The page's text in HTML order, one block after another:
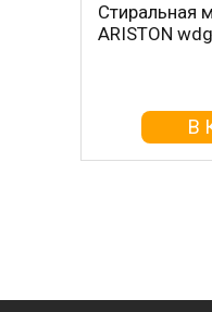
Стиральная
ARISTON
В